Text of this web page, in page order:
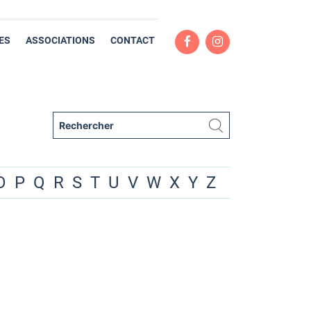
ASSOCIATIONS CONTACT
P Q R S T U V W X Y Z